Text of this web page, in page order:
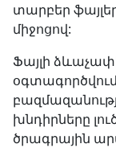
տարբեր
միջոցով:
Ֆայլի
խնդիրները
ծրագրային